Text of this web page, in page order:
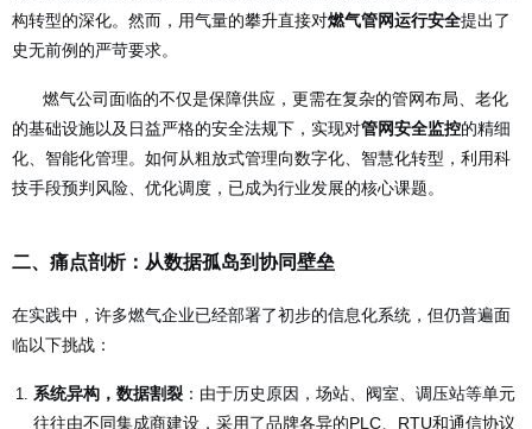
构转型的深化。然而，用气量的攀升直接对燃气管网运行安全提出了
史无前例的严苛要求。
燃气公司面临的不仅是保障供应，更需在复杂的管网布局、老化
的基础设施以及日益严格的安全法规下，实现对管网安全监控的精细
化、智能化管理。如何从粗放式管理向数字化、智慧化转型，利用科
技手段预判风险、优化调度，已成为行业发展的核心课题。
二、痛点剖析：从数据孤岛到协同壁垒
在实践中，许多燃气企业已经部署了初步的信息化系统，但仍普遍面
临以下挑战：
系统异构，数据割裂 ：由于历史原因，场站、阀室、调压站等单元
往往由不同集成商建设，采用了品牌各异的PLC、RTU和通信协议